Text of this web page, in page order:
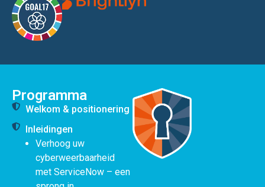
Programma
Welkom & positionering
Inleidingen
Verhoog uw
cyberweerbaarheid
met ServiceNow – een